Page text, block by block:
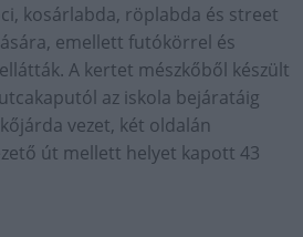
kosárlabda, röplabda és street
emellett futókörrel és
A kertet mészkőből készült
az iskola bejáratáig
vezet, két oldalán
út mellett helyet kapott 43